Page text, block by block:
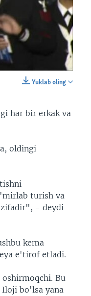
Yuklab oling
har bir erkak va
oldingi
turish va
- deydi
kema
e'tirof etladi.
Bu
bo'lsa yana